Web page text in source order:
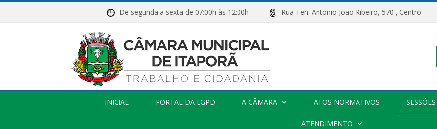
De segunda a sexta de 07:00h às 12:00h Rua Ten. Antonio João Ribeiro, 570 , Centro
INICIAL PORTAL DA LGPD A CÂMARA ATOS NORMATIVOS SESSÕES
ATENDIMENTO